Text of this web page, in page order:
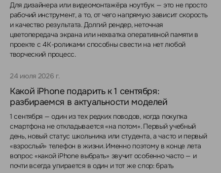
Для дизайнера или видеомонтажёра ноутбук — это не просто
рабочий инструмент, а то, от чего напрямую зависит скорость
и качество результата. Долгий рендер, неточная
цветопередача экрана или нехватка оперативной памяти в
проекте с 4K-роликами способны свести на нет любой
творческий процесс.
24 июля 2026 г.
Какой iPhone подарить к 1 сентября:
разбираемся в актуальности моделей
1 сентября — один из тех редких поводов, когда покупка
смартфона не откладывается «на потом». Первый учебный
день, новый статус школьника или студента, а часто и первый
«взрослый» телефон в жизни. Именно поэтому в конце лета
вопрос «какой iPhone выбрать» звучит особенно часто — и
почти всегда упирается в один и тот же спор: брать